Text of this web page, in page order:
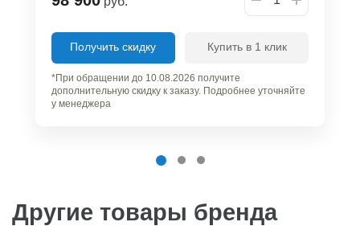
Получить скидку Купить в 1 клик
*При обращении до 10.08.2026 получите
дополнительную скидку к заказу. Подробнее уточняйте
у менеджера
Другие товары бренда